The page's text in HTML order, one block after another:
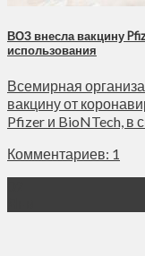
ВОЗ внесла вакцину
использования
Всемирная
вакцину от
Pfizer и BioNTech, в
Комментариев: 1